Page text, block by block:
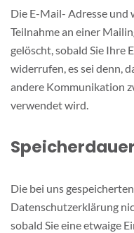
Die E-Mail- Adresse und
Teilnahme an einer
gelöscht, sobald Sie Ihre
widerrufen, es sei denn,
andere Kommunikation
verwendet wird.
Speicherdauer
Die bei uns
Datenschutzerklärung
sobald Sie eine etwaige